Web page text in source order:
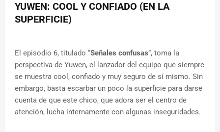
YUWEN: COOL Y CONFIADO (EN LA
SUPERFICIE)
El episodio 6, titulado “Señales confusas”, toma la
perspectiva de Yuwen, el lanzador del equipo que siempre
se muestra cool, confiado y muy seguro de sí mismo. Sin
embargo, basta escarbar un poco la superficie para darse
cuenta de que este chico, que adora ser el centro de
atención, lucha internamente con algunas inseguridades.